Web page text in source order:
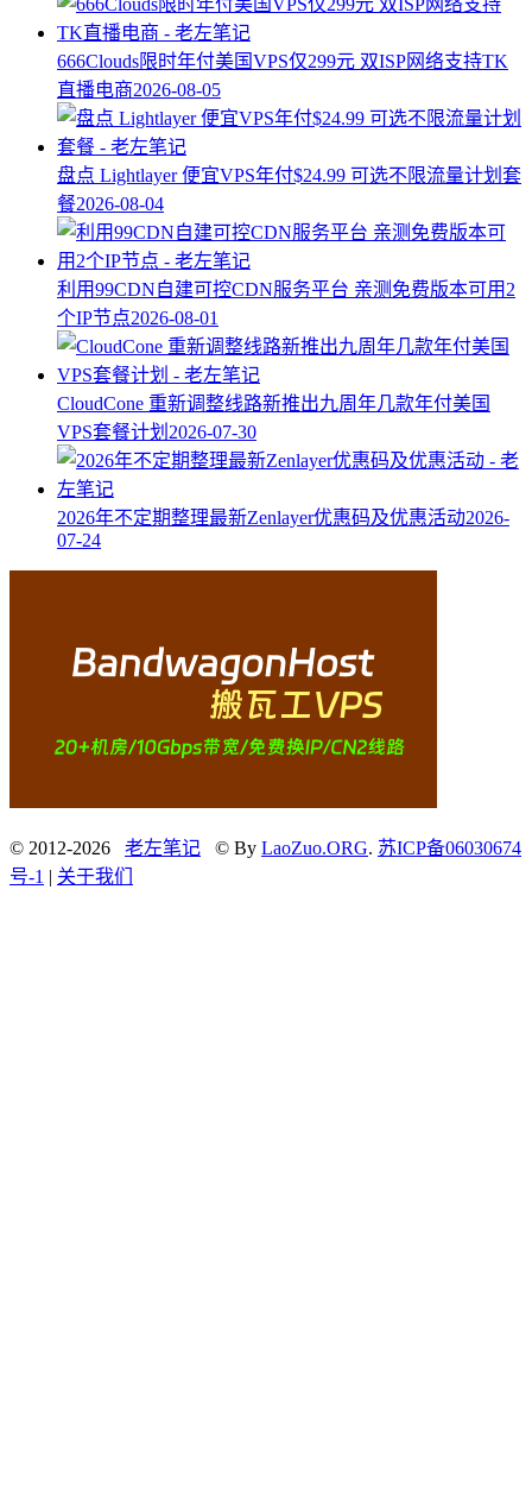
666Clouds限时年付美国VPS仅299元 双ISP网络支持TK
直播电商2026-08-05
盘点 Lightlayer 便宜VPS年付$24.99 可选不限流量计划套
餐2026-08-04
利用99CDN自建可控CDN服务平台 亲测免费版本可用2
个IP节点2026-08-01
CloudCone 重新调整线路新推出九周年几款年付美国
VPS套餐计划 2026-07-30
2026年不定期整理最新Zenlayer优惠码及优惠活动2026-
07-24
© 2012-2026 老左笔记 © By LaoZuo.ORG. 苏ICP备06030674
号-1 | 关于我们